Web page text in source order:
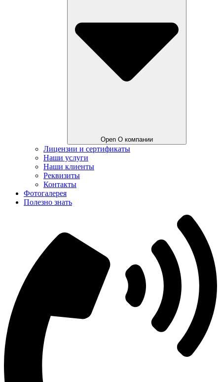
Open О компании
Лицензии и сертификаты
Наши услуги
Наши клиенты
Реквизиты
Контакты
Фотогалерея
Полезно знать